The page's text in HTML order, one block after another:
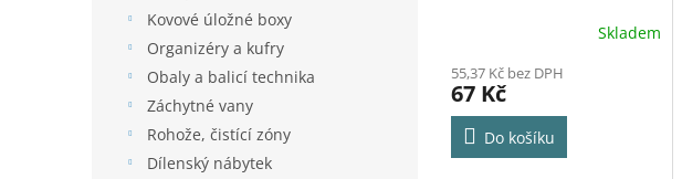
Kovové úložné boxy
Organizéry a kufry
Obaly a balicí technika
Záchytné vany
Rohože, čistící zóny
Dílenský nábytek
Skladem
55,37 Kč bez DPH
67 Kč
Do košíku